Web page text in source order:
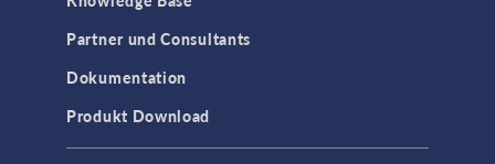
Partner und Consultants
Dokumentation
Produkt Download